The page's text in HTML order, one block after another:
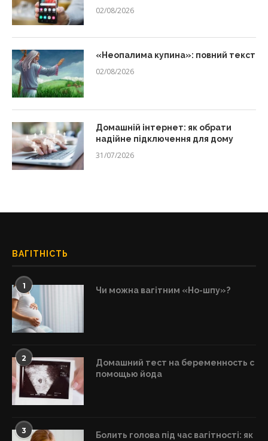
02/08/2026
«Неопалима купина»: повний текст
02/08/2026
Домашній інтернет: як обрати
надійне підключення для дому
31/07/2026
ВАГІТНІСТЬ
1 Чи можна вагітним «Но-шпу»?
2
Домашний тест на беременность с
помощью йода
3
Болить голова під час вагітності: як